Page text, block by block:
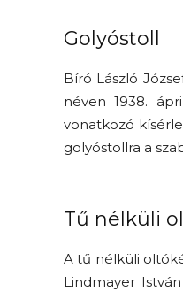
Golyóstoll
Bíró László
néven 1938.
vonatkozó
golyóstollra a
Tű nélküli
A tű nélküli
Lindmayer